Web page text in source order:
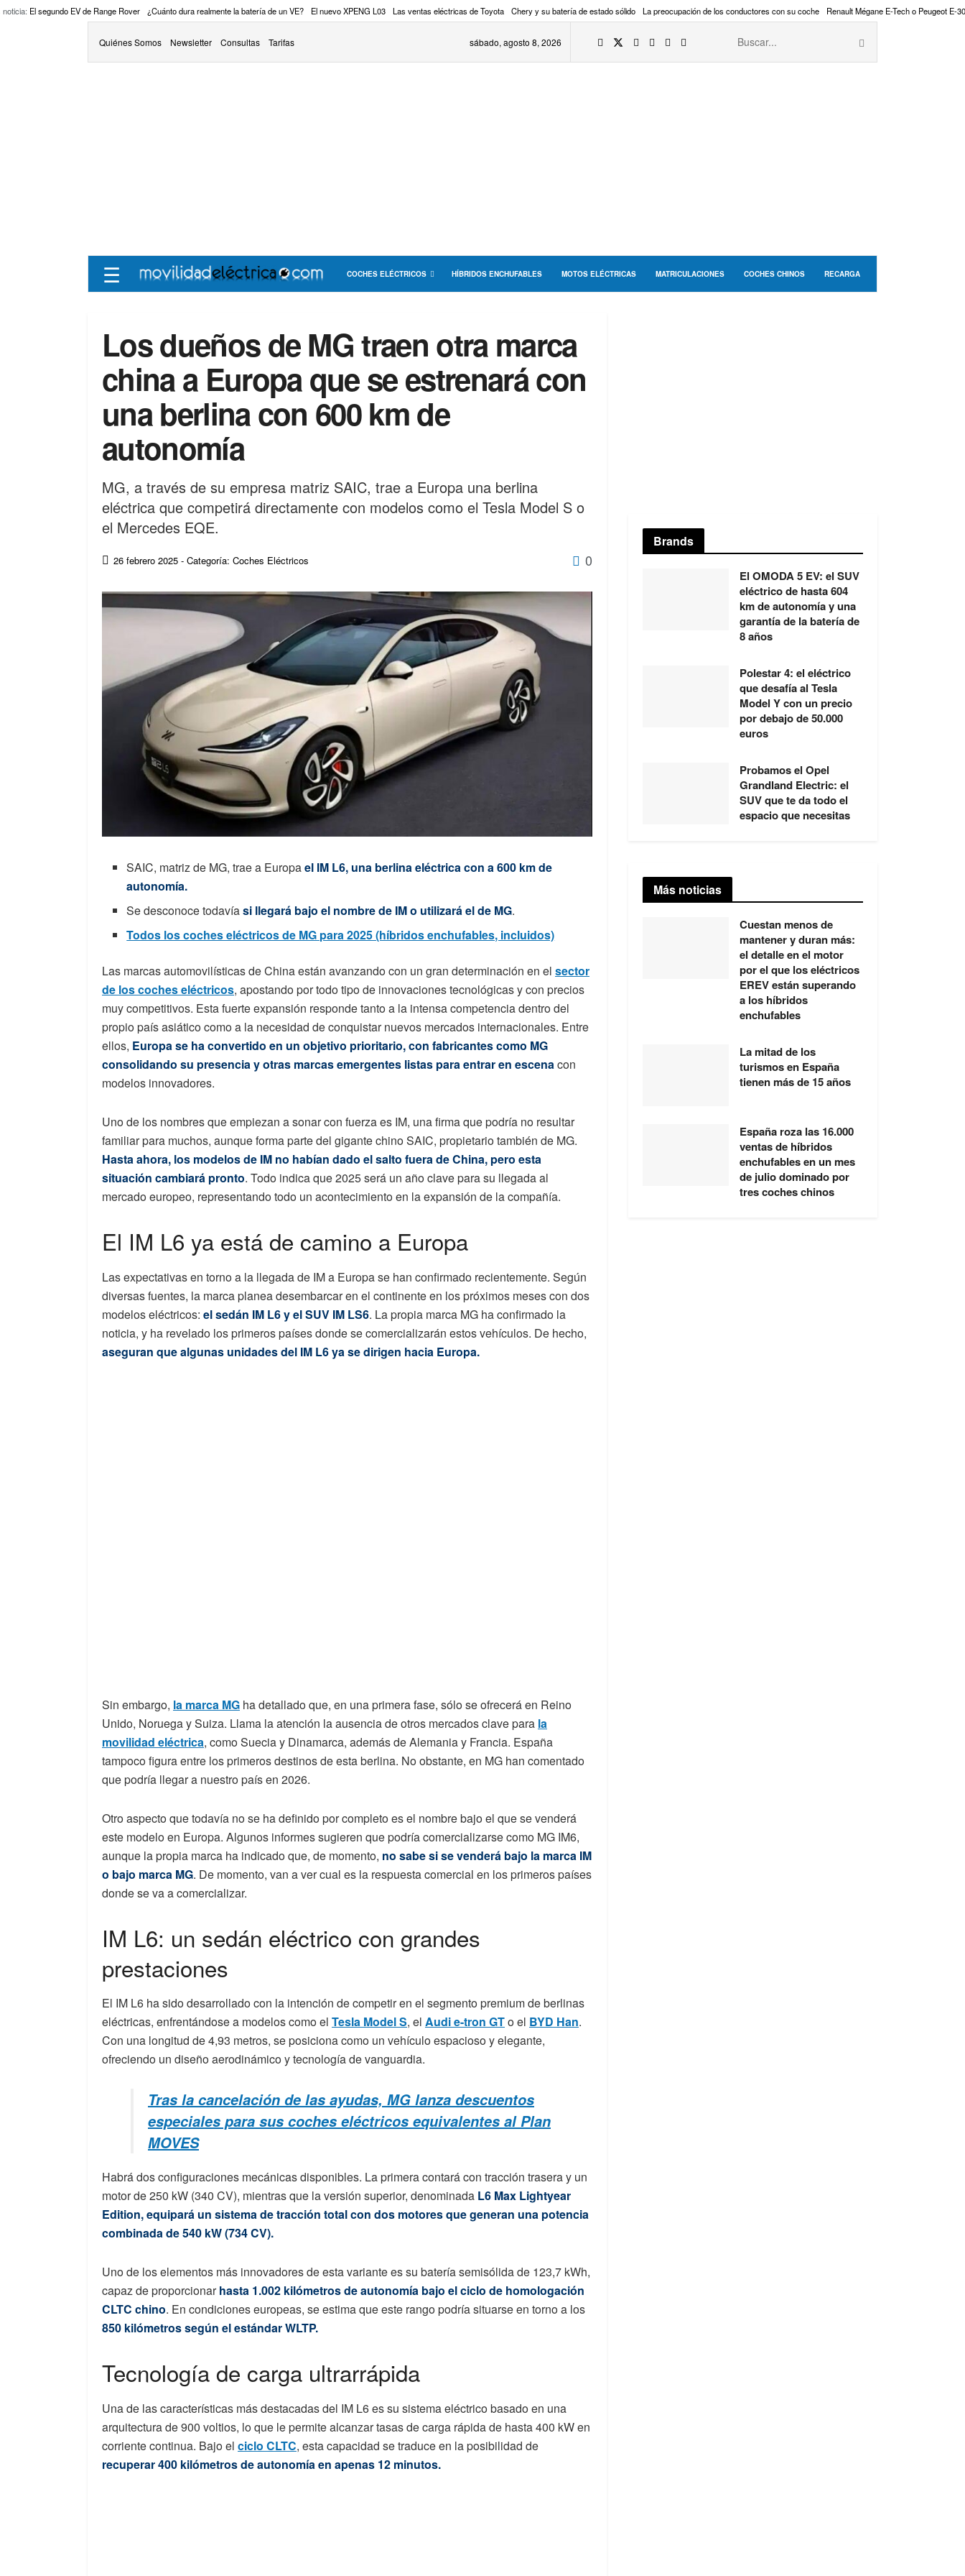
noticia: El segundo EV de Range Rover ¿Cuánto dura realmente la batería de un VE? El nuevo XPENG L03 Las ventas eléctricas de Toyota Chery y su batería de estado sólido La preocupación de los conductores con su coche Renault Mégane E-Tech o Peugeot E-
Quiénes Somos Newsletter Consultas Tarifas sábado, agosto 8, 2026
☰ COCHES ELÉCTRICOS HÍBRIDOS ENCHUFABLES MOTOS ELÉCTRICAS MATRICULACIONES COCHES CHINOS RECARGA
Los dueños de MG traen otra marca
china a Europa que se estrenará con
una berlina con 600 km de
autonomía
MG, a través de su empresa matriz SAIC, trae a Europa una berlina
eléctrica que competirá directamente con modelos como el Tesla Model S o
el Mercedes EQE.
26 febrero 2025 - Categoría: Coches Eléctricos 0
SAIC, matriz de MG, trae a Europael IM L6, una berlina eléctrica con a 600 km de
autonomía.
Se desconoce todavíasi llegará bajo el nombre de IM o utilizará el de MG.
Todos los coches eléctricos de MG para 2025 (híbridos enchufables, incluidos)
Las marcas automovilísticas de China están avanzando con un gran determinación en el sector
de los coches eléctricos, apostando por todo tipo de innovaciones tecnológicas y con precios
muy competitivos. Esta fuerte expansión responde tanto a la intensa competencia dentro del
propio país asiático como a la necesidad de conquistar nuevos mercados internacionales. Entre
ellos, Europa se ha convertido en un objetivo prioritario, con fabricantes como MG
consolidando su presencia y otras marcas emergentes listas para entrar en escenacon
modelos innovadores.
Uno de los nombres que empiezan a sonar con fuerza es IM, una firma que podría no resultar
familiar para muchos, aunque forma parte del gigante chino SAIC, propietario también de MG.
Hasta ahora, los modelos de IM no habían dado el salto fuera de China, pero esta
situación cambiará pronto. Todo indica que 2025 será un año clave para su llegada al
mercado europeo, representando todo un acontecimiento en la expansión de la compañía.
El IM L6 ya está de camino a Europa
Las expectativas en torno a la llegada de IM a Europa se han confirmado recientemente. Según
diversas fuentes, la marca planea desembarcar en el continente en los próximos meses con dos
modelos eléctricos: el sedán IM L6 y el SUV IM LS6. La propia marca MG ha confirmado la
noticia, y ha revelado los primeros países donde se comercializarán estos vehículos. De hecho,
aseguran que algunas unidades del IM L6 ya se dirigen hacia Europa.
Sin embargo, la marca MG ha detallado que, en una primera fase, sólo se ofrecerá en Reino
Unido, Noruega y Suiza. Llama la atención la ausencia de otros mercados clave para la
movilidad eléctrica, como Suecia y Dinamarca, además de Alemania y Francia. España
tampoco figura entre los primeros destinos de esta berlina. No obstante, en MG han comentado
que podría llegar a nuestro país en 2026.
Otro aspecto que todavía no se ha definido por completo es el nombre bajo el que se venderá
este modelo en Europa. Algunos informes sugieren que podría comercializarse como MG IM6,
aunque la propia marca ha indicado que, de momento, no sabe si se venderá bajo la marca IM
o bajo marca MG. De momento, van a ver cual es la respuesta comercial en los primeros países
donde se va a comercializar.
IM L6: un sedán eléctrico con grandes
prestaciones
El IM L6 ha sido desarrollado con la intención de competir en el segmento premium de berlinas
eléctricas, enfrentándose a modelos como el Tesla Model S, el Audi e-tron GTo el BYD Han.
Con una longitud de 4,93 metros, se posiciona como un vehículo espacioso y elegante,
ofreciendo un diseño aerodinámico y tecnología de vanguardia.
Tras la cancelación de las ayudas, MG lanza descuentos
especiales para sus coches eléctricos equivalentes al Plan
MOVES
Habrá dos configuraciones mecánicas disponibles. La primera contará con tracción trasera y un
motor de 250 kW (340 CV), mientras que la versión superior, denominada L6 Max Lightyear
Edition, equipará un sistema de tracción total con dos motores que generan una potencia
combinada de 540 kW (734 CV).
Uno de los elementos más innovadores de esta variante es su batería semisólida de 123,7 kWh,
capaz de proporcionarhasta 1.002 kilómetros de autonomía bajo el ciclo de homologación
CLTC chino. En condiciones europeas, se estima que este rango podría situarse en torno a los
850 kilómetros según el estándar WLTP.
Tecnología de carga ultrarrápida
Una de las características más destacadas del IM L6 es su sistema eléctrico basado en una
arquitectura de 900 voltios, lo que le permite alcanzar tasas de carga rápida de hasta 400 kW en
corriente continua. Bajo el ciclo CLTC, esta capacidad se traduce en la posibilidad de
recuperar 400 kilómetros de autonomía en apenas 12 minutos.
Brands
El OMODA 5 EV: el SUV
eléctrico de hasta 604
km de autonomía y una
garantía de la batería de
8 años
Polestar 4: el eléctrico
que desafía al Tesla
Model Y con un precio
por debajo de 50.000
euros
Probamos el Opel
Grandland Electric: el
SUV que te da todo el
espacio que necesitas
Más noticias
Cuestan menos de
mantener y duran más:
el detalle en el motor
por el que los eléctricos
EREV están superando
a los híbridos
enchufables
La mitad de los
turismos en España
tienen más de 15 años
España roza las 16.000
ventas de híbridos
enchufables en un mes
de julio dominado por
tres coches chinos